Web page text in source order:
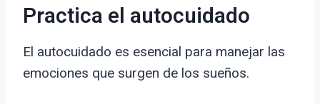
Practica el autocuidado
El autocuidado es esencial para manejar las
emociones que surgen de los sueños.